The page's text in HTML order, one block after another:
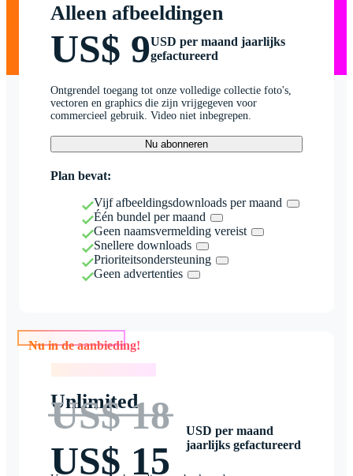
Alleen afbeeldingen
US$ 9USD per maand jaarlijks
gefactureerd
Ontgrendel toegang tot onze volledige collectie foto's,
vectoren en graphics die zijn vrijgegeven voor
commercieel gebruik. Video niet inbegrepen.
Nu abonneren
Plan bevat:
Vijf afbeeldingsdownloads per maand
Één bundel per maand
Geen naamsvermelding vereist
Snellere downloads
Prioriteitsondersteuning
Geen advertenties
Nu in de aanbieding!
Unlimited
US$ 18
US$ 15
USD per maand
jaarlijks gefactureerd